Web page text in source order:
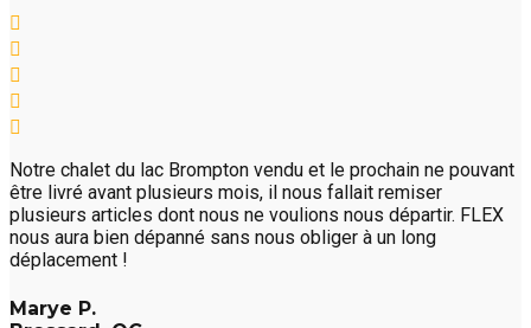
Notre chalet du lac Brompton vendu et le prochain ne pouvant
être livré avant plusieurs mois, il nous fallait remiser
plusieurs articles dont nous ne voulions nous départir. FLEX
nous aura bien dépanné sans nous obliger à un long
déplacement !
Marye P.